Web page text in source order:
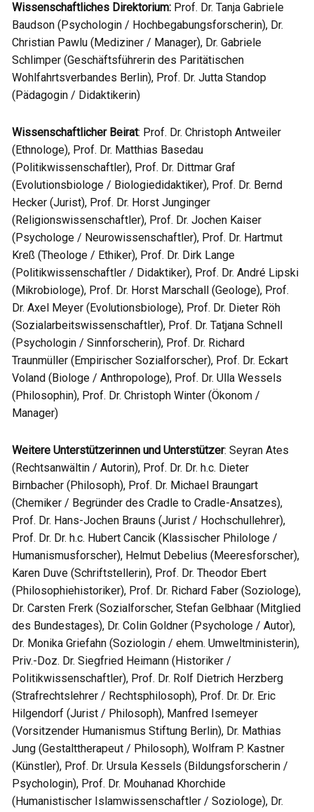
Wissenschaftliches Direktorium: Prof. Dr. Tanja Gabriele
Baudson (Psychologin / Hochbegabungsforscherin), Dr.
Christian Pawlu (Mediziner / Manager), Dr. Gabriele
Schlimper (Geschäftsführerin des Paritätischen
Wohlfahrtsverbandes Berlin), Prof. Dr. Jutta Standop
(Pädagogin / Didaktikerin)
Wissenschaftlicher Beirat: Prof. Dr. Christoph Antweiler
(Ethnologe), Prof. Dr. Matthias Basedau
(Politikwissenschaftler), Prof. Dr. Dittmar Graf
(Evolutionsbiologe / Biologiedidaktiker), Prof. Dr. Bernd
Hecker (Jurist), Prof. Dr. Horst Junginger
(Religionswissenschaftler), Prof. Dr. Jochen Kaiser
(Psychologe / Neurowissenschaftler), Prof. Dr. Hartmut
Kreß (Theologe / Ethiker), Prof. Dr. Dirk Lange
(Politikwissenschaftler / Didaktiker), Prof. Dr. André Lipski
(Mikrobiologe), Prof. Dr. Horst Marschall (Geologe), Prof.
Dr. Axel Meyer (Evolutionsbiologe), Prof. Dr. Dieter Röh
(Sozialarbeitswissenschaftler), Prof. Dr. Tatjana Schnell
(Psychologin / Sinnforscherin), Prof. Dr. Richard
Traunmüller (Empirischer Sozialforscher), Prof. Dr. Eckart
Voland (Biologe / Anthropologe), Prof. Dr. Ulla Wessels
(Philosophin), Prof. Dr. Christoph Winter (Ökonom /
Manager)
Weitere Unterstützerinnen und Unterstützer: Seyran Ates
(Rechtsanwältin / Autorin), Prof. Dr. Dr. h.c. Dieter
Birnbacher (Philosoph), Prof. Dr. Michael Braungart
(Chemiker / Begründer des Cradle to Cradle-Ansatzes),
Prof. Dr. Hans-Jochen Brauns (Jurist / Hochschullehrer),
Prof. Dr. Dr. h.c. Hubert Cancik (Klassischer Philologe /
Humanismusforscher), Helmut Debelius (Meeresforscher),
Karen Duve (Schriftstellerin), Prof. Dr. Theodor Ebert
(Philosophiehistoriker), Prof. Dr. Richard Faber (Soziologe),
Dr. Carsten Frerk (Sozialforscher, Stefan Gelbhaar (Mitglied
des Bundestages), Dr. Colin Goldner (Psychologe / Autor),
Dr. Monika Griefahn (Soziologin / ehem. Umweltministerin),
Priv.-Doz. Dr. Siegfried Heimann (Historiker /
Politikwissenschaftler), Prof. Dr. Rolf Dietrich Herzberg
(Strafrechtslehrer / Rechtsphilosoph), Prof. Dr. Dr. Eric
Hilgendorf (Jurist / Philosoph), Manfred Isemeyer
(Vorsitzender Humanismus Stiftung Berlin), Dr. Mathias
Jung (Gestalttherapeut / Philosoph), Wolfram P. Kastner
(Künstler), Prof. Dr. Ursula Kessels (Bildungsforscherin /
Psychologin), Prof. Dr. Mouhanad Khorchide
(Humanistischer Islamwissenschaftler / Soziologe), Dr.